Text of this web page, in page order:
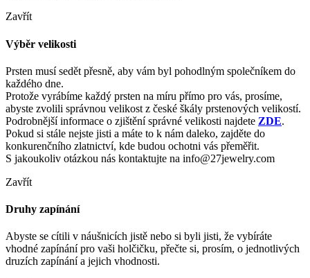
Zavřít
Výběr velikosti
Prsten musí sedět přesně, aby vám byl pohodlným společníkem do
každého dne.
Protože vyrábíme každý prsten na míru přímo pro vás, prosíme,
abyste zvolili správnou velikost z české škály prstenových velikostí.
Podrobnější informace o zjištění správné velikosti najdete ZDE.
Pokud si stále nejste jisti a máte to k nám daleko, zajděte do
konkurenčního zlatnictví, kde budou ochotni vás přeměřit.
S jakoukoliv otázkou nás kontaktujte na info@27jewelry.com
Zavřít
Druhy zapínání
Abyste se cítili v náušnicích jistě nebo si byli jisti, že vybíráte
vhodné zapínání pro vaši holčičku, přečte si, prosím, o jednotlivých
druzích zapínání a jejich vhodnosti.